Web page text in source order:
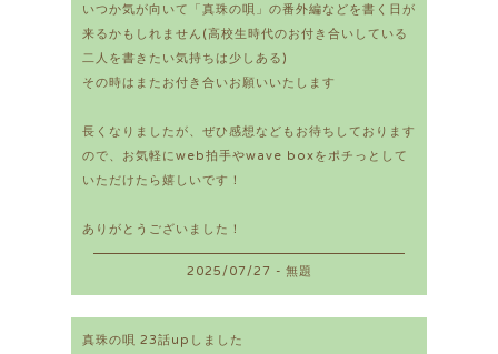
いつか気が向いて「真珠の唄」の番外編などを書く日が
来るかもしれません(高校生時代のお付き合いしている
二人を書きたい気持ちは少しある)
その時はまたお付き合いお願いいたします
長くなりましたが、ぜひ感想などもお待ちしております
ので、お気軽にweb拍手やwave boxをポチっとして
いただけたら嬉しいです！
ありがとうございました！
2025/07/27 - 無題
真珠の唄 23話upしました